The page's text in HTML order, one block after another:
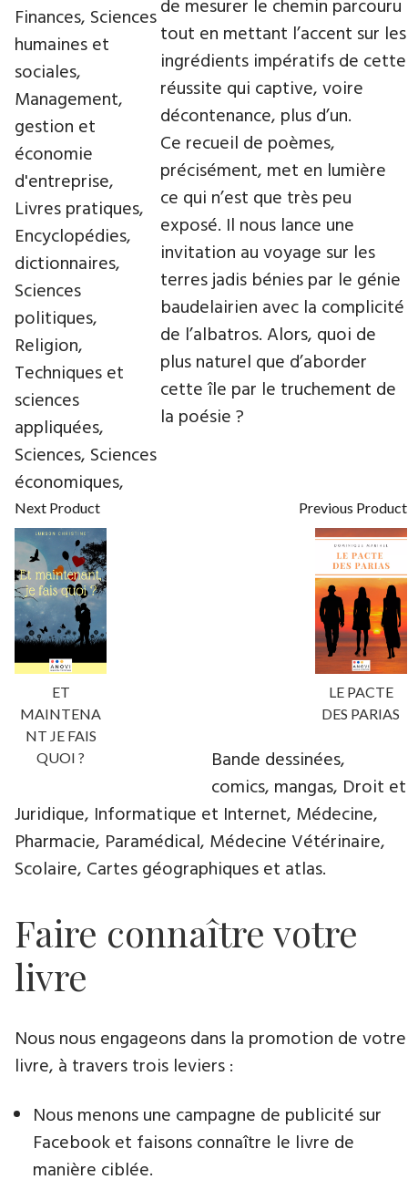
de mesurer le chemin parcouru
tout en mettant l’accent sur les
ingrédients impératifs de cette
réussite qui captive, voire
décontenance, plus d’un.
Ce recueil de poèmes,
précisément, met en lumière
ce qui n’est que très peu
exposé. Il nous lance une
invitation au voyage sur les
terres jadis bénies par le génie
baudelairien avec la complicité
de l’albatros. Alors, quoi de
plus naturel que d’aborder
cette île par le truchement de
la poésie ?
Next Product
ET
MAINTENA
NT JE FAIS
QUOI ?
Previous Product
LE PACTE
DES PARIAS
Finances, Sciences
humaines et
sociales,
Management,
gestion et
économie
d'entreprise,
Livres pratiques,
Encyclopédies,
dictionnaires,
Sciences
politiques,
Religion,
Techniques et
sciences
appliquées,
Sciences, Sciences
économiques,
Bande dessinées,
comics, mangas, Droit et
Juridique, Informatique et Internet, Médecine,
Pharmacie, Paramédical, Médecine Vétérinaire,
Scolaire, Cartes géographiques et atlas.
Faire connaître votre
livre
Nous nous engageons dans la promotion de votre
livre​, à travers trois leviers :
Nous menons une campagne de publicité sur
Facebook et faisons connaître le livre de
manière ciblée.